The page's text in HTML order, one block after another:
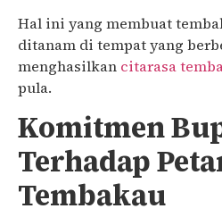
Hal ini yang membuat
ditanam di tempat yang
menghasilkan citarasa
pula.
Komitmen
Terhadap
Tembakau